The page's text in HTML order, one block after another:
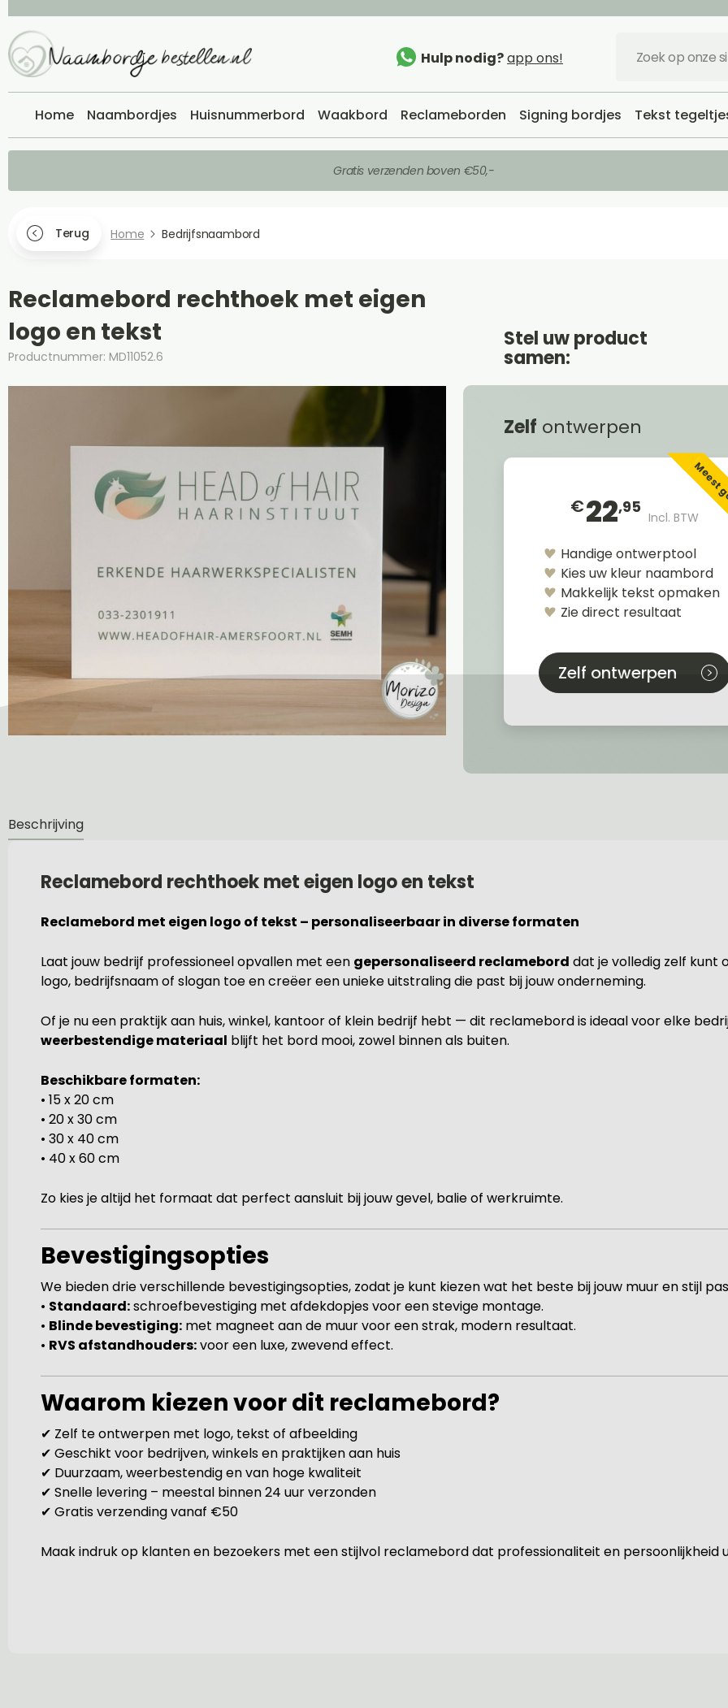
Hulp nodig?app ons!
Home Naambordjes Huisnummerbord Waakbord Reclameborden Signing bordjes Tekst
Gratis verzenden boven €50,-
Terug Home Bedrijfsnaambord
Reclamebord rechthoek met eigen
logo en tekst
Productnummer: MD11052.6
Stel uw product
samen:
Zelf ontwerpen
€22,95
Incl. BTW
Handige ontwerptool
Kies uw kleur naambord
Makkelijk tekst opmaken
Zie direct resultaat
Zelf ontwerpen
Beschrijving
Reclamebord rechthoek met eigen logo en tekst
Reclamebord met eigen logo of tekst – personaliseerbaar in diverse formaten
Laat jouw bedrijf professioneel opvallen met een gepersonaliseerd reclamebord dat je volledig zelf kunt
logo, bedrijfsnaam of slogan toe en creëer een unieke uitstraling die past bij jouw onderneming.
Of je nu een praktijk aan huis, winkel, kantoor of klein bedrijf hebt — dit reclamebord is ideaal voor elke
weerbestendige materiaal blijft het bord mooi, zowel binnen als buiten.
Beschikbare formaten:
• 15 x 20 cm
• 20 x 30 cm
• 30 x 40 cm
• 40 x 60 cm
Zo kies je altijd het formaat dat perfect aansluit bij jouw gevel, balie of werkruimte.
Bevestigingsopties
We bieden drie verschillende bevestigingsopties, zodat je kunt kiezen wat het beste bij jouw muur en stijl
• Standaard:schroefbevestiging met afdekdopjes voor een stevige montage.
• Blinde bevestiging: met magneet aan de muur voor een strak, modern resultaat.
• RVS afstandhouders:voor een luxe, zwevend effect.
Waarom kiezen voor dit reclamebord?
✔ Zelf te ontwerpen met logo, tekst of afbeelding
✔ Geschikt voor bedrijven, winkels en praktijken aan huis
✔ Duurzaam, weerbestendig en van hoge kwaliteit
✔ Snelle levering – meestal binnen 24 uur verzonden
✔ Gratis verzending vanaf €50
Maak indruk op klanten en bezoekers met een stijlvol reclamebord dat professionaliteit en persoonlijkheid